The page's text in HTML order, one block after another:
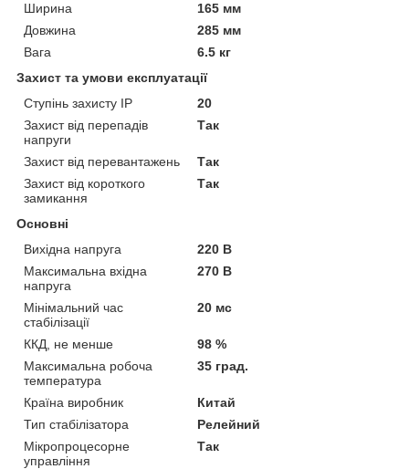
Ширина
165 мм
Довжина
285 мм
Вага
6.5 кг
Захист та умови експлуатації
Ступінь захисту IP
20
Захист від перепадів
напруги
Так
Захист від перевантажень
Так
Захист від короткого
замикання
Так
Основні
Вихідна напруга
220 В
Максимальна вхідна
напруга
270 В
Мінімальний час
стабілізації
20 мс
ККД, не менше
98 %
Максимальна робоча
температура
35 град.
Країна виробник
Китай
Тип стабілізатора
Релейний
Мікропроцесорне
управління
Так